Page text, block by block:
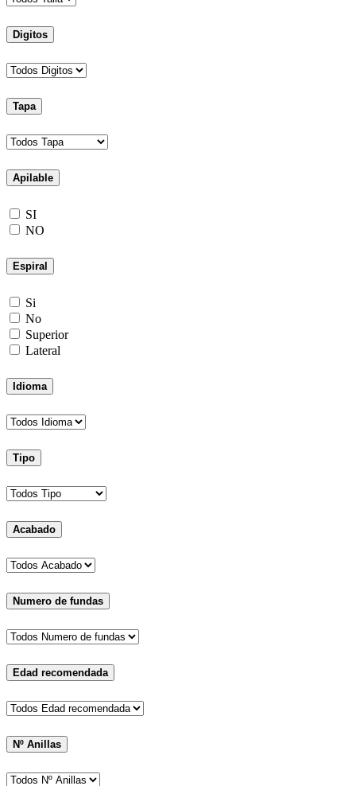
Digitos
Tapa
Apilable
SI
NO
Espiral
Si
No
Superior
Lateral
Idioma
Tipo
Acabado
Numero de fundas
Edad recomendada
Nº Anillas